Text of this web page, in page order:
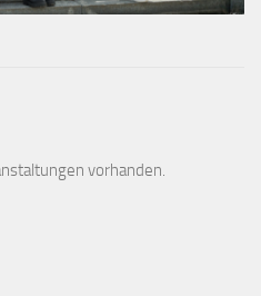
vorhanden.